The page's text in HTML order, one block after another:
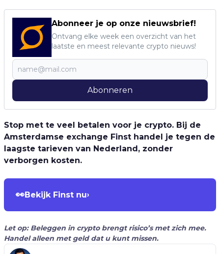
Abonneer je op onze nieuwsbrief!
Ontvang elke week een overzicht van het
laatste en meest relevante crypto nieuws!
Abonneren
Stop met te veel betalen voor je crypto. Bij de
Amsterdamse exchange Finst handel je tegen de
laagste tarieven van Nederland, zonder
verborgen kosten.
👀Bekijk Finst nu›
Let op: Beleggen in crypto brengt risico’s met zich mee.
Handel alleen met geld dat u kunt missen.